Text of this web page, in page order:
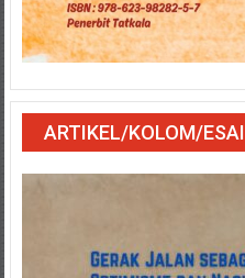
ARTIKEL/KOLOM/ESAI